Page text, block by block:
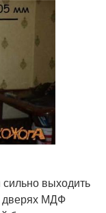
выходить
дверях МДФ